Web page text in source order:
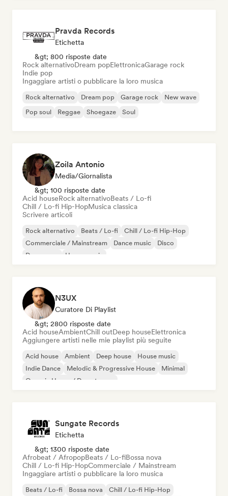
Pravda Records
Etichetta
&gt; 800 risposte date
Rock alternativoDream popElettronicaGarage rock
Indie pop
Ingaggiare artisti o pubblicare la loro musica
Rock alternativo Dream pop Garage rock
New wave
Pop soul
Reggae Shoegaze Soul
Zoila Antonio
Media/Giornalista
&gt; 100 risposte date
Acid houseRock alternativoBeats / Lo-fi
Chill / Lo-fi Hip-HopMusica classica
Scrivere articoli
Rock alternativo Beats / Lo-fi
Chill / Lo-fi Hip-Hop
Commerciale / Mainstream
Dance music
Disco
Dream pop
House music
N3UX
Curatore Di Playlist
&gt; 2800 risposte date
Acid houseAmbientChill outDeep houseElettronica
Aggiungere artisti nelle mie playlist più seguite
Acid house Ambient Deep house
House music
Indie Dance
Melodic & Progressive House
Minimal
Organic House / Downtempo
Sungate Records
Etichetta
&gt; 1300 risposte date
Afrobeat / AfropopBeats / Lo-fiBossa nova
Chill / Lo-fi Hip-HopCommerciale / Mainstream
Ingaggiare artisti o pubblicare la loro musica
Beats / Lo-fi Bossa nova
Chill / Lo-fi Hip-Hop